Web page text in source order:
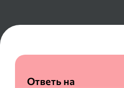
Ответь на